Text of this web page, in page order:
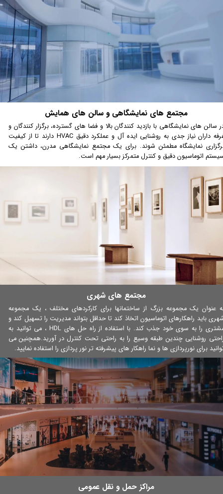
مجتمع های نمایشگاهی و سالن های همایش
سالن های نمایشگاهی با بازدید کنندگان بالا و فضا های گسترده، برگزار کنندگان و
غرفه داران نیاز جدی به روشنایی ایده آل و عملکرد دقیق HVAC دارند تا از کیفیت
نمایشگاه مطمئن شوند. برای یک مجتمع نمایشگاهی مدرن، داشتن یک
اتوماسیون دقیق و کنترل متمرکز بسیار مهم است.
​مجتمع های شهری
عنوان یک مجموعه بزرگ از ساختمانها برای کارکردهای مختلف ، یک مجموعه
باید راهکارهای اتوماسیون اتخاذ کند تا حداقل بتواند مدیریت را تسهیل کند و
مشتری را به سوی خود جذب کند. با استفاده از راه حل های HDL ، می توانید به
روشنایی چندین طبقه وسیع را به راحتی تحت کنترل در آورید.همچنین می
برای نورپردازی ها و نما راهکار های پیشرفته تر نور پردازی را استفاده نمایید.
مراکز حمل و نقل عمومی